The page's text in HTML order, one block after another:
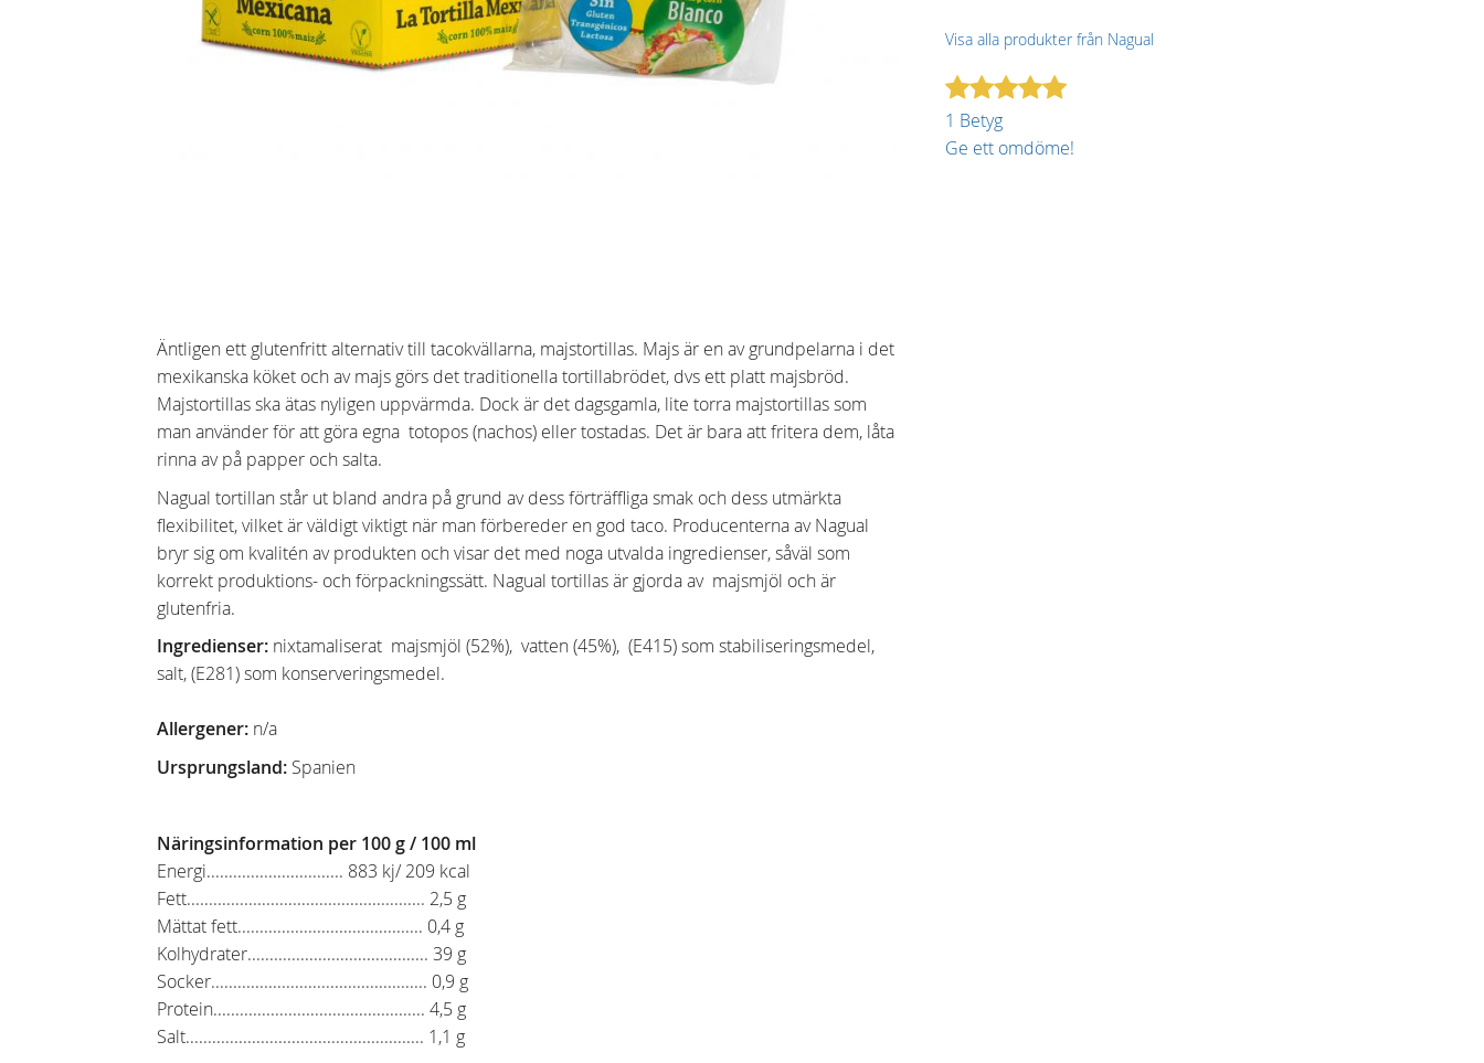
Visa alla produkter från Nagual
1 Betyg
Ge ett omdöme!
Äntligen ett glutenfritt alternativ till tacokvällarna, majstortillas. Majs är en av grundpelarna i det
mexikanska köket och av majs görs det traditionella tortillabrödet, dvs ett platt majsbröd.
Majstortillas ska ätas nyligen uppvärmda. Dock är det dagsgamla, lite torra majstortillas som
man använder för att göra egna totopos (nachos) eller tostadas. Det är bara att fritera dem, låta
rinna av på papper och salta.
Nagual tortillan står ut bland andra på grund av dess förträffliga smak och dess utmärkta
flexibilitet, vilket är väldigt viktigt när man förbereder en god taco. Producenterna av Nagual
bryr sig om kvalitén av produkten och visar det med noga utvalda ingredienser, såväl som
korrekt produktions- och förpackningssätt. Nagual tortillas är gjorda av majsmjöl och är
glutenfria.
Ingredienser: nixtamaliserat majsmjöl (52%), vatten (45%), (E415) som stabiliseringsmedel,
salt, (E281) som konserveringsmedel.
Allergener: n/a
Ursprungsland: Spanien
Näringsinformation per 100 g / 100 ml
Energi............................... 883 kj/ 209 kcal
Fett...................................................... 2,5 g
Mättat fett.......................................... 0,4 g
Kolhydrater......................................... 39 g
Socker................................................. 0,9 g
Protein................................................ 4,5 g
Salt...................................................... 1,1 g